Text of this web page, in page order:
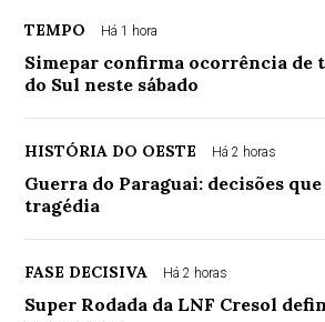
TEMPO Há 1 hora
Simepar confirma ocorrência de
do Sul neste sábado
HISTÓRIA DO OESTE Há 2 horas
Guerra do Paraguai: decisões
tragédia
FASE DECISIVA Há 2 horas
Super Rodada da LNF Cresol